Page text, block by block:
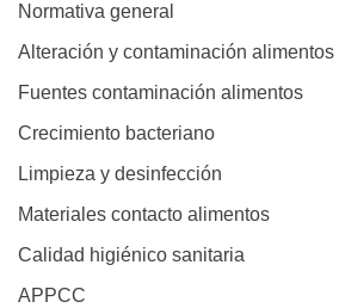
Normativa general
Alteración y contaminación alimentos
Fuentes contaminación alimentos
Crecimiento bacteriano
Limpieza y desinfección
Materiales contacto alimentos
Calidad higiénico sanitaria
APPCC